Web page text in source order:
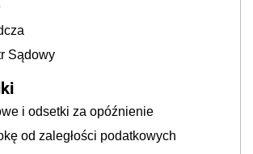
Sądowy
i odsetki za opóźnienie
od zaległości podatkowych